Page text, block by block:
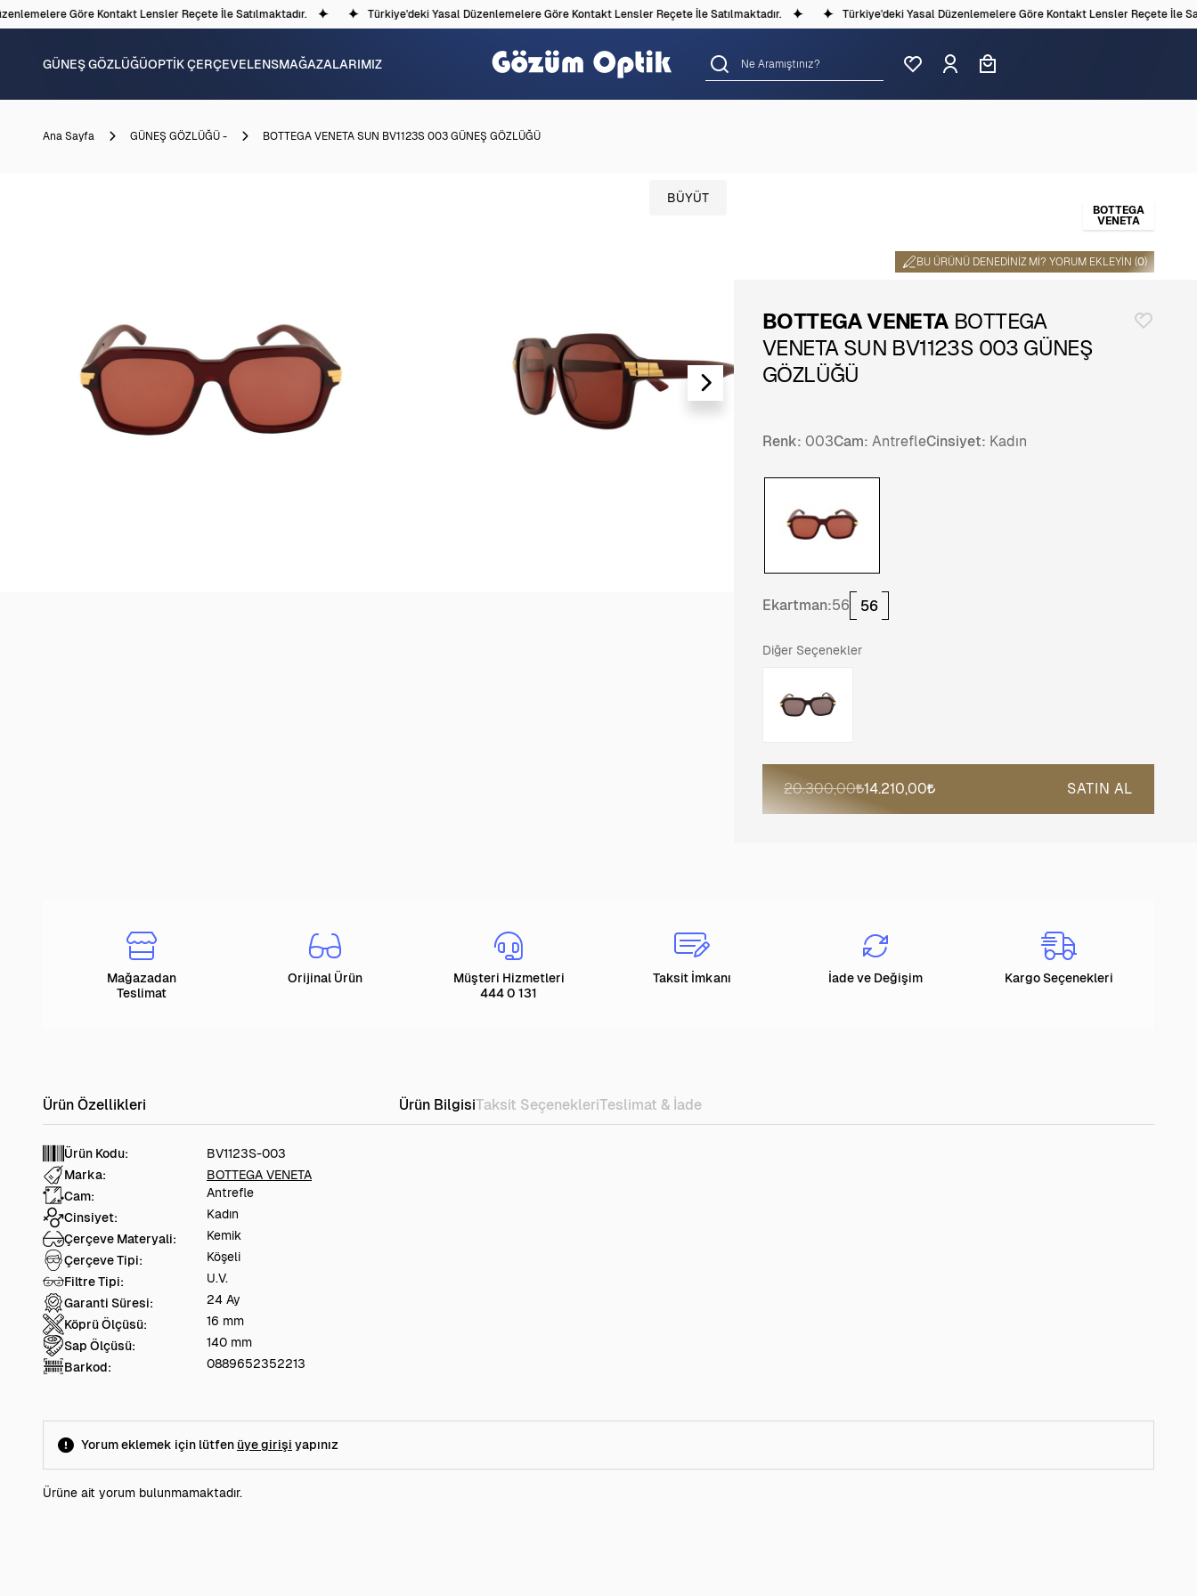
Göre Kontakt Lensler Reçete İle Satılmaktadır. Türkiye'deki Yasal Düzenlemelere Göre Kontakt Lensler Reçete İle Satılmaktadır. Türkiye'deki Yasal Düzenlemelere Göre Kontakt Lensler Reçete İle
GÜNEŞ GÖZLÜĞÜOPTİK ÇERÇEVELENSMAĞAZALARIMIZ
Ana Sayfa GÜNEŞ GÖZLÜĞÜ - BOTTEGA VENETA SUN BV1123S 003 GÜNEŞ GÖZLÜĞÜ
BÜYÜT
BU ÜRÜNÜ DENEDINIZ MI? YORUM EKLEYIN (0)
BOTTEGA
VENETA
BOTTEGA VENETA BOTTEGA
VENETA SUN BV1123S 003 GÜNEŞ
GÖZLÜĞÜ
Renk: 003Cam: AntrefleCinsiyet: Kadın
Ekartman:56 56
Diğer Seçenekler
20.300,00 14.210,00 SATIN AL
Mağazadan
Teslimat
Orijinal Ürün
Müşteri Hizmetleri
444 0 131
Taksit İmkanı İade ve Değişim Kargo Seçenekleri
Ürün Kodu:
BV1123S-003
Marka:
BOTTEGA VENETA
Cam:
Antrefle
Cinsiyet:
Kadın
Çerçeve Materyali:
Kemik
Çerçeve Tipi:
Köşeli
Filtre Tipi:
U.V.
Garanti Süresi:
24 Ay
Köprü Ölçüsü:
16 mm
Sap Ölçüsü:
140 mm
Barkod:
0889652352213
Ürün BilgisiTaksit SeçenekleriTeslimat & İade
Yorum eklemek için lütfen üye girişi yapınız
Ürüne ait yorum bulunmamaktadır.